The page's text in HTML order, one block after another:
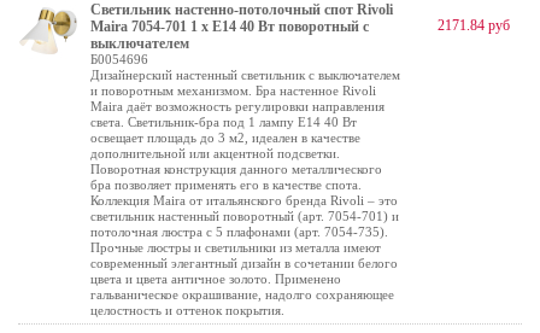
Светильник настенно-потолочный спот Rivoli
Maira 7054-701 1 х Е14 40 Вт поворотный с
выключателем
Б0054696
Дизайнерский настенный светильник с выключателем
и поворотным механизмом. Бра настенное Rivoli
Maira даёт возможность регулировки направления
света. Светильник-бра под 1 лампу Е14 40 Вт
освещает площадь до 3 м2, идеален в качестве
дополнительной или акцентной подсветки.
Поворотная конструкция данного металлического
бра позволяет применять его в качестве спота.
Коллекция Maira от итальянского бренда Rivoli – это
светильник настенный поворотный (арт. 7054-701) и
потолочная люстра с 5 плафонами (арт. 7054-735).
Прочные люстры и светильники из металла имеют
современный элегантный дизайн в сочетании белого
цвета и цвета античное золото. Применено
гальваническое окрашивание, надолго сохраняющее
целостность и оттенок покрытия.
2171.84 руб